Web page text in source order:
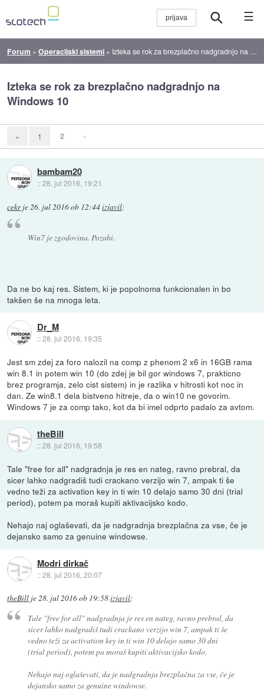
☰
Forum »Operacijski sistemi » Izteka se rok za brezplačno nadgradnjo na Windows 10
Izteka se rok za brezplačno nadgradnjo na
Windows 10
« 1 2 »
bambam20
::28. jul 2016, 19:21
cekrje26. jul 2016 ob 12:44izjavil:
Win7 je zgodovina. Pozabi.
Da ne bo kaj res. Sistem, ki je popolnoma funkcionalen in bo
takšen še na mnoga leta.
Dr_M
::28. jul 2016, 19:35
Jest sm zdej za foro nalozil na comp z phenom 2 x6 in 16GB rama
win 8.1 in potem win 10 (do zdej je bil gor windows 7, prakticno
brez programja, zelo cist sistem) in je razlika v hitrosti kot noc in
dan. Ze win8.1 dela bistveno hitreje, da o win10 ne govorim.
Windows 7 je za comp tako, kot da bi imel odprto padalo za avtom.
theBill
::28. jul 2016, 19:58
Tale "free for all" nadgradnja je res en nateg, ravno prebral, da
sicer lahko nadgradiš tudi crackano verzijo win 7, ampak ti še
vedno teži za activation key in ti win 10 delajo samo 30 dni (trial
period), potem pa moraš kupiti aktivacijsko kodo.
Nehajo naj oglaševati, da je nadgradnja brezplačna za vse, če je
dejansko samo za genuine windowse.
Modri dirkač
::28. jul 2016, 20:07
theBill je28. jul 2016 ob 19:58izjavil:
Tale "free for all" nadgradnja je res en nateg, ravno prebral, da
sicer lahko nadgradiš tudi crackano verzijo win 7, ampak ti še
vedno teži za activation key in ti win 10 delajo samo 30 dni
(trial period), potem pa moraš kupiti aktivacijsko kodo.
Nehajo naj oglaševati, da je nadgradnja brezplačna za vse, če je
dejansko samo za genuine windowse.